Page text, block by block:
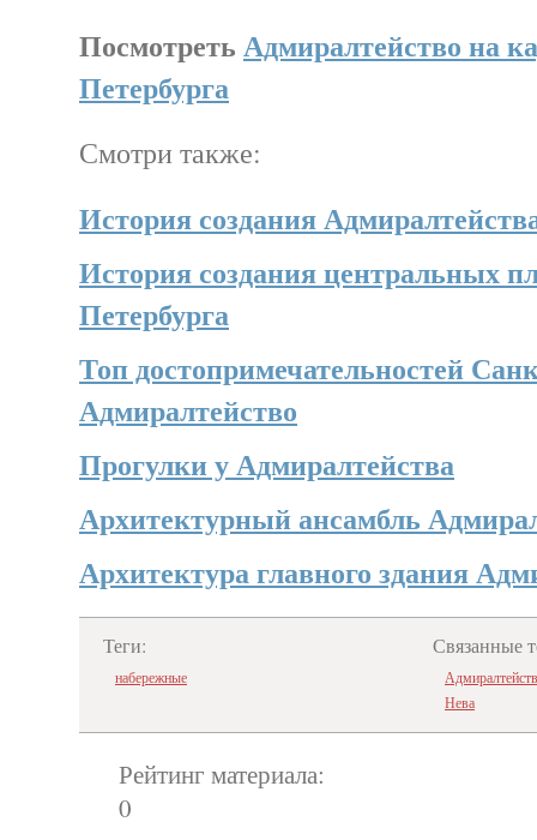
Посмотреть Адмиралтейство на
Петербурга
Смотри также:
История создания
История создания центральных
Петербурга
Топ достопримечательностей
Адмиралтейство
Прогулки у Адмиралтейства
Архитектурный ансамбль
Архитектура главного здания
Теги:
набережные
Связанные
Нева
Рейтинг материала:
0